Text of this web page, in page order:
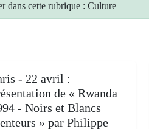
dans cette rubrique : Culture
- 22 avril :
de « Rwanda
- Noirs et Blancs
» par Philippe